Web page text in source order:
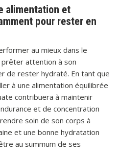
alimentation et
pour rester en
au mieux dans le
attention à son
de rester hydraté. En tant que
à une alimentation équilibrée
contribuera à maintenir
et de concentration
soin de son corps à
et une bonne hydratation
au summum de ses